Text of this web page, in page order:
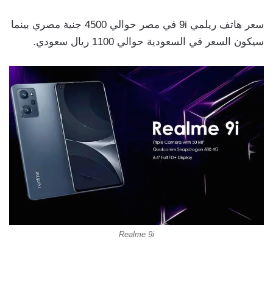
سعر هاتف ريلمي 9i في مصر حوالي 4500 جنية مصري بينما
سيكون السعر في السعودية حوالي 1100 ريال سعودي.
Realme 9i